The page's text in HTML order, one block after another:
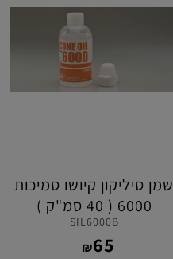
שמן סיליקון קיושו סמיכות
6000 ( 40 סמ"ק )
SIL6000B
₪65